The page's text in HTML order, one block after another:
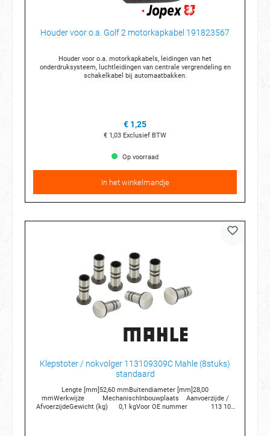
Houder voor o.a. Golf 2 motorkapkabel 191823567
Houder voor o.a. motorkapkabels, leidingen van het
onderdruksysteem, luchtleidingen van centrale vergrendeling en
schakelkabel bij automaatbakken.
€ 1,25
€ 1,03 Exclusief BTW
Op voorraad
In het winkelmandje
Klepstoter / nokvolger 113109309C Mahle (8stuks)
standaard
Lengte [mm]52,60 mmBuitendiameter [mm]28,00
mmWerkwijze MechanischInbouwplaats Aanvoerzijde /
AfvoerzijdeGewicht (kg) 0,1 kgVoor OE nummer 113 109